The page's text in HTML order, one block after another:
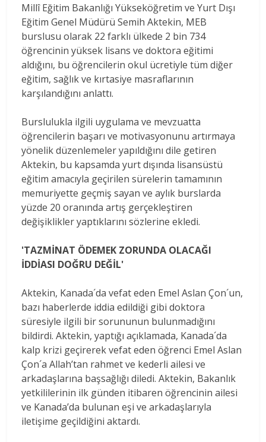
Millî Eğitim Bakanlığı Yükseköğretim ve Yurt Dışı
Eğitim Genel Müdürü Semih Aktekin, MEB
burslusu olarak 22 farklı ülkede 2 bin 734
öğrencinin yüksek lisans ve doktora eğitimi
aldığını, bu öğrencilerin okul ücretiyle tüm diğer
eğitim, sağlık ve kırtasiye masraflarının
karşılandığını anlattı.
Burslulukla ilgili uygulama ve mevzuatta
öğrencilerin başarı ve motivasyonunu artırmaya
yönelik düzenlemeler yapıldığını dile getiren
Aktekin, bu kapsamda yurt dışında lisansüstü
eğitim amacıyla geçirilen sürelerin tamamının
memuriyette geçmiş sayan ve aylık burslarda
yüzde 20 oranında artış gerçekleştiren
değişiklikler yaptıklarını sözlerine ekledi.
'TAZMİNAT ÖDEMEK ZORUNDA OLACAĞI
İDDİASI DOĞRU DEĞİL'
Aktekin, Kanada´da vefat eden Emel Aslan Çon´un,
bazı haberlerde iddia edildiği gibi doktora
süresiyle ilgili bir sorununun bulunmadığını
bildirdi. Aktekin, yaptığı açıklamada, Kanada´da
kalp krizi geçirerek vefat eden öğrenci Emel Aslan
Çon´a Allah’tan rahmet ve kederli ailesi ve
arkadaşlarına başsağlığı diledi. Aktekin, Bakanlık
yetkililerinin ilk günden itibaren öğrencinin ailesi
ve Kanada’da bulunan eşi ve arkadaşlarıyla
iletişime geçildiğini aktardı.